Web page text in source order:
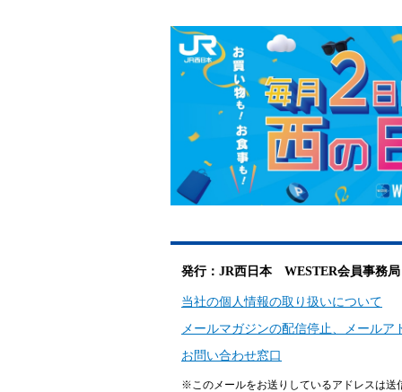
発行：JR西日本 WESTER会員事務局
当社の個人情報の取り扱いについて
メールマガジンの配信停止、メールア
お問い合わせ窓口
※このメールをお送りしているアドレスは送